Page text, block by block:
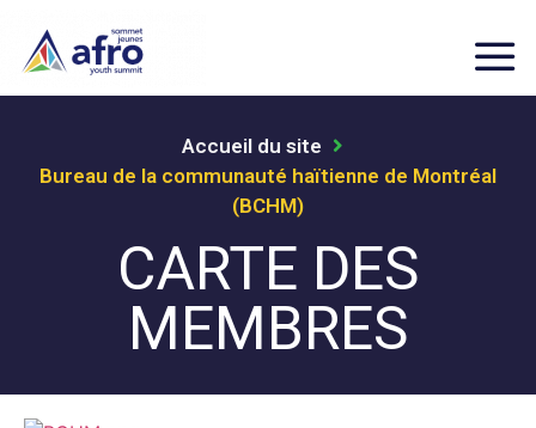
Accueil du site
Bureau de la communauté haïtienne de Montréal
(BCHM)
CARTE DES
MEMBRES